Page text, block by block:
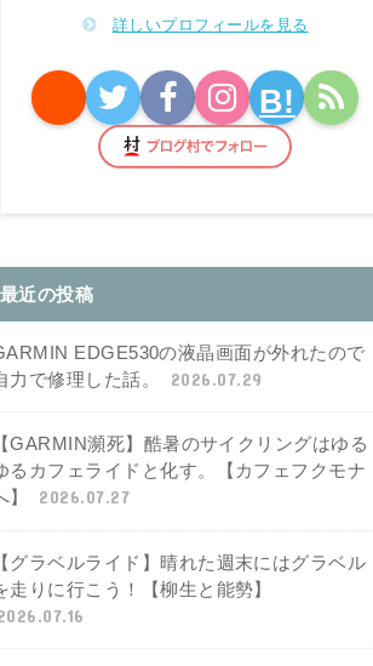
詳しいプロフィールを見る
B!
最近の投稿
EDGE530の液晶画面が外れたので
力で修理した話。
2026.07.29
GARMIN瀕死】酷暑のサイクリングはゆる
るカフェライドと化す。【カフェフクモナ
】
2026.07.27
グラベルライド】晴れた週末にはグラベル
走りに行こう！【柳生と能勢】